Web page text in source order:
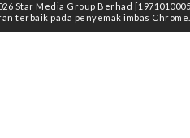
Star Media Group Berhad
terbaik pada penyemak imbas Chrome.